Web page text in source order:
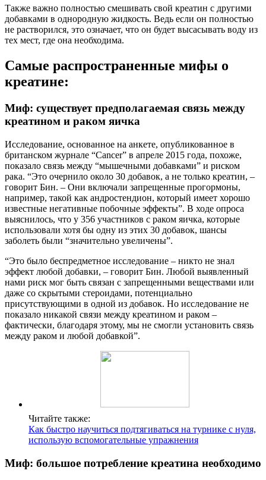
Также важно полностью смешивать свой креатин с другими
добавками в однородную жидкость. Ведь если он полностью
не растворился, это означает, что он будет высасывать воду из
тех мест, где она необходима.
Самые распространенные мифы о
креатине:
Миф: существует предполагаемая связь между
креатином и раком яичка
Исследование, основанное на анкете, опубликованное в
британском журнале “Cancer” в апреле 2015 года, похоже,
показало связь между “мышечными добавками” и риском
рака. “Это очернило около 30 добавок, а не только креатин, –
говорит Бин. – Они включали запрещенные прогормоны,
например, такой как андростендион, который имеет хорошо
известные негативные побочные эффекты”. В ходе опроса
выяснилось, что у 356 участников с раком яичка, которые
использовали хотя бы одну из этих 30 добавок, шансы
заболеть были “значительно увеличены”.
“Это было беспредметное исследование – никто не знал
эффект любой добавки, – говорит Бин. Любой выявленный
нами риск мог быть связан с запрещенными веществами или
даже со скрытыми стероидами, потенциально
присутствующими в одной из добавок. Но исследование не
показало никакой связи между креатином и раком –
фактически, благодаря этому, мы не смогли установить связь
между раком и любой добавкой”.
Читайте также:
Как быстро научиться подтягиваться на турнике с нуля,
использую вспомогательные упражнения
Миф: большое потребление креатина необходимо